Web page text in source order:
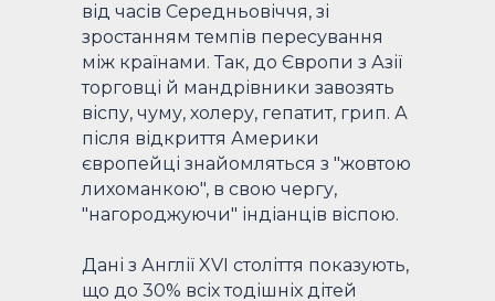
від часів Середньовіччя, зі
зростанням темпів пересування
між країнами. Так, до Європи з Азії
торговці й мандрівники завозять
віспу, чуму, холеру, гепатит, грип. А
після відкриття Америки
європейці знайомляться з "жовтою
лихоманкою", в свою чергу,
"нагороджуючи" індіанців віспою.
Дані з Англії XVI століття показують,
що до 30% всіх тодішніх дітей